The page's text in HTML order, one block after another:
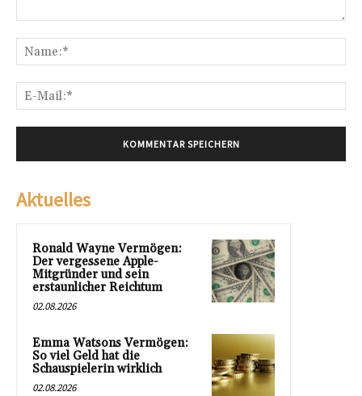
Aktuelles
Ronald Wayne Vermögen:
Der vergessene Apple-
Mitgründer und sein
erstaunlicher Reichtum
02.08.2026
Emma Watsons Vermögen:
So viel Geld hat die
Schauspielerin wirklich
02.08.2026